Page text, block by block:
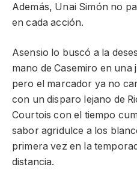
Además, Unai Simón no
en cada acción.
Asensio lo buscó a la
mano de Casemiro en una
pero el marcador ya no
con un disparo lejano de
Courtois con el tiempo
sabor agridulce a los
primera vez en la
distancia.